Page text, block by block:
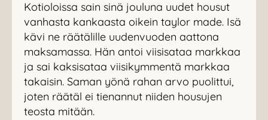
Kotioloissa sain sinä jouluna uudet housut
vanhasta kankaasta oikein taylor made. Isä
kävi ne räätälille uudenvuoden aattona
maksamassa. Hän antoi viisisataa markkaa
ja sai kaksisataa viisikymmentä markkaa
takaisin. Saman yönä rahan arvo puolittui,
joten räätäl ei tienannut niiden housujen
teosta mitään.